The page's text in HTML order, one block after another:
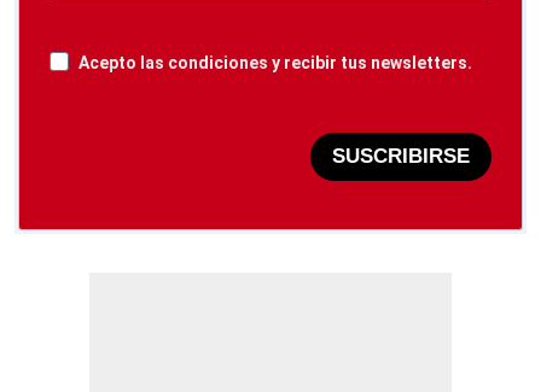
Acepto las condiciones y recibir tus newsletters.
SUSCRIBIRSE